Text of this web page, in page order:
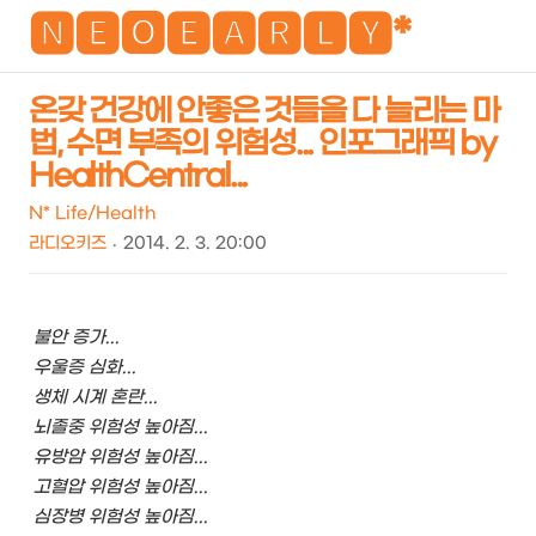
🅽🅴🅾🅴🅰🆁🅻🆈*
검
메
온갖 건강에 안좋은 것들을 다 늘리는 마
법, 수면 부족의 위험성... 인포그래픽 by
HealthCentral...
N* Life/Health
라디오키즈
2014. 2. 3. 20:00
불안 증가...
우울증 심화...
생체 시계 혼란...
뇌졸중 위험성 높아짐...
유방암 위험성 높아짐...
고혈압 위험성 높아짐...
심장병 위험성 높아짐...